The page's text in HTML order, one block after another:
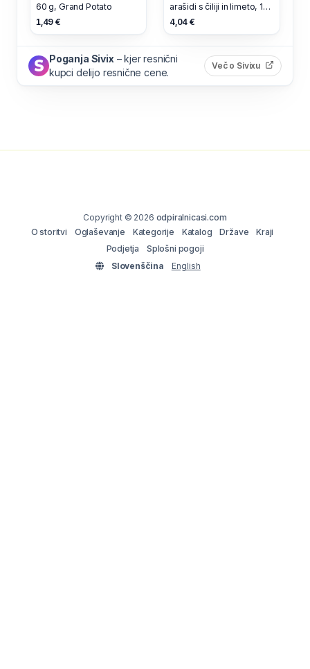
60 g, Grand Potato
1,49 €
arašidi s čiliji in limeto, 140
g, Cambrook
4,04 €
Poganja Sivix – kjer resnični
kupci delijo resnične cene.
Več o Sivixu (odpre
Copyright © 2026 odpiralnicasi.com
O storitvi
Oglaševanje Kategorije Katalog Države
Kraji
Podjetja
Splošni pogoji
Slovenščina
English